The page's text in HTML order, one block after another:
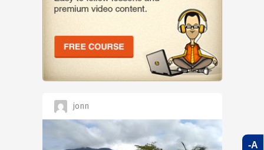
jonn
-A